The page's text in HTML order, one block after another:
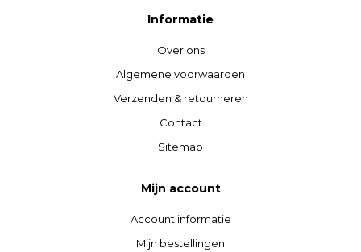
Informatie
Over ons
Algemene voorwaarden
Verzenden & retourneren
Contact
Sitemap
Mijn account
Account informatie
Mijn bestellingen